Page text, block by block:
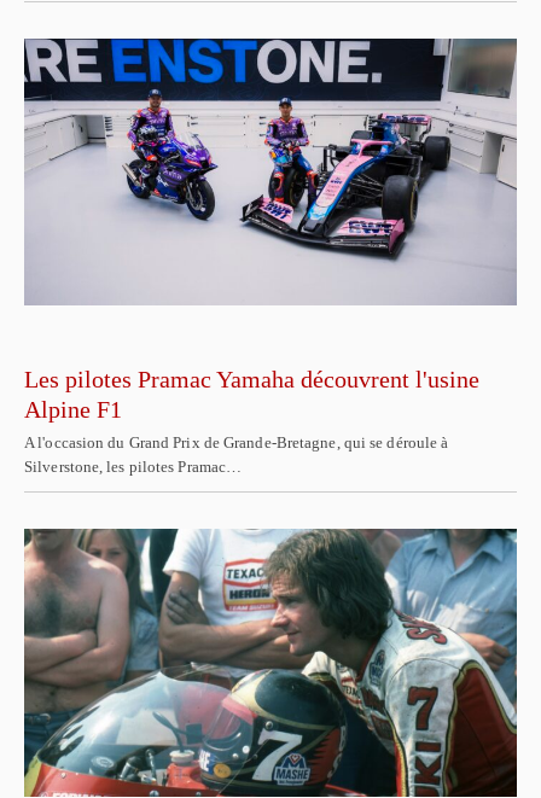
Les pilotes Pramac Yamaha découvrent l'usine
Alpine F1
A l'occasion du Grand Prix de Grande-Bretagne, qui se déroule à
Silverstone, les pilotes Pramac…